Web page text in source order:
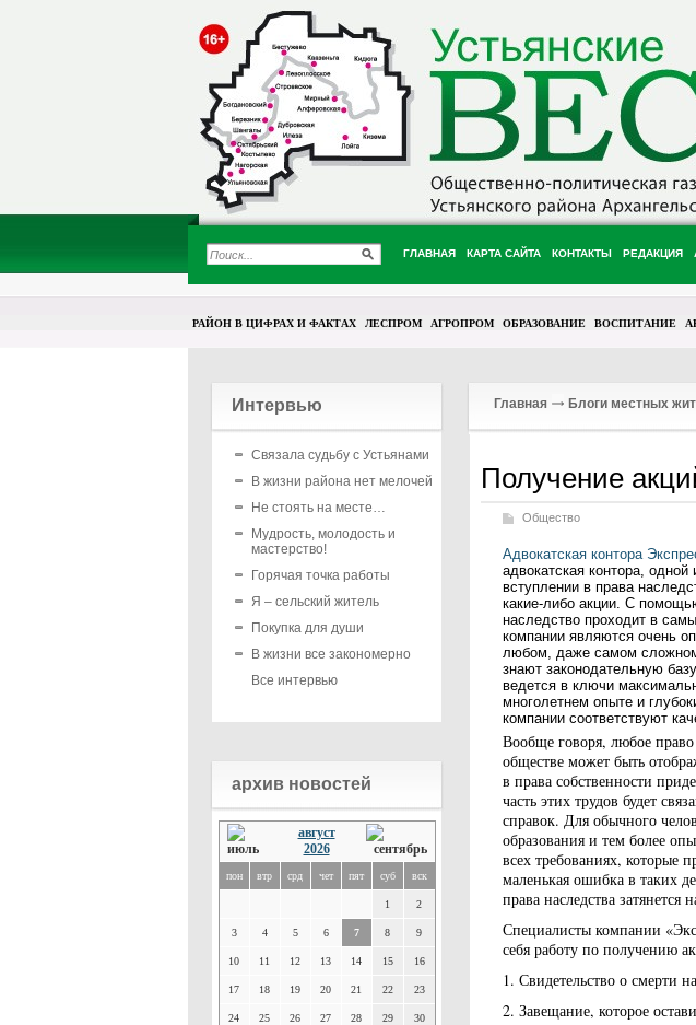
ГЛАВНАЯ КАРТА САЙТА КОНТАКТЫ РЕДАКЦИЯ
РАЙОН В ЦИФРАХ И ФАКТАХ ЛЕСПРОМ АГРОПРОМ ОБРАЗОВАНИЕ ВОСПИТАНИЕ
Интервью
Связала судьбу с Устьянами
В жизни района нет мелочей
Не стоять на месте…
Мудрость, молодость и
мастерство!
Горячая точка работы
Я – сельский житель
Покупка для души
В жизни все закономерно
Все интервью
архив новостей
август
2026
пон втр срд чет пят суб вск
1 2
3 4 5 6 7 8 9
10 11 12 13 14 15 16
17 18 19 20 21 22 23
24 25 26 27 28 29 30
Главная Блоги местных
Получение
Общество
Адвокатская контора
адвокатская контора,
вступлении в права
какие-либо акции. С
наследство проходит в
компании являются очень
любом, даже самом сложном
знают законодательную
ведется в ключи
многолетнем опыте и
компании соответствуют
Вообще говоря, любое
обществе может быть
в права собственности
часть этих трудов будет
справок. Для обычного
образования и тем более
всех требованиях, которые
маленькая ошибка в таких
права наследства затянется
Специалисты компании
себя работу по получению
1. Свидетельство о смерти
2. Завещание, которое